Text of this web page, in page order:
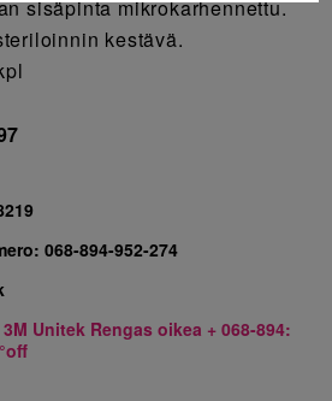
sisäpinta mikrokarhennettu.
kestävä.
068-894-952-274
3M Unitek Rengas oikea + 068-894: